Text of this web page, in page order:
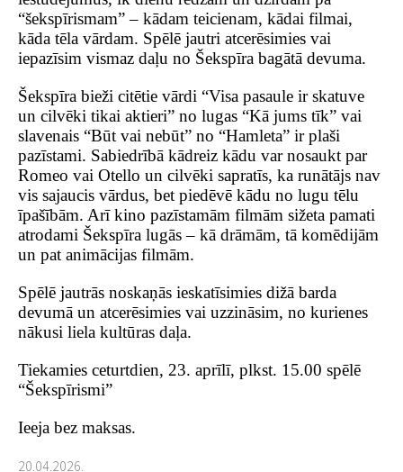
“šekspīrismam” – kādam teicienam, kādai filmai,
kāda tēla vārdam. Spēlē jautri atcerēsimies vai
iepazīsim vismaz daļu no Šekspīra bagātā devuma.
Šekspīra bieži citētie vārdi “Visa pasaule ir skatuve
un cilvēki tikai aktieri” no lugas “Kā jums tīk” vai
slavenais “Būt vai nebūt” no “Hamleta” ir plaši
pazīstami. Sabiedrībā kādreiz kādu var nosaukt par
Romeo vai Otello un cilvēki sapratīs, ka runātājs nav
vis sajaucis vārdus, bet piedēvē kādu no lugu tēlu
īpašībām. Arī kino pazīstamām filmām sižeta pamati
atrodami Šekspīra lugās – kā drāmām, tā komēdijām
un pat animācijas filmām.
Spēlē jautrās noskaņās ieskatīsimies dižā barda
devumā un atcerēsimies vai uzzināsim, no kurienes
nākusi liela kultūras daļa.
Tiekamies ceturtdien, 23. aprīlī, plkst. 15.00 spēlē
“Šekspīrismi”
Ieeja bez maksas.
20.04.2026.